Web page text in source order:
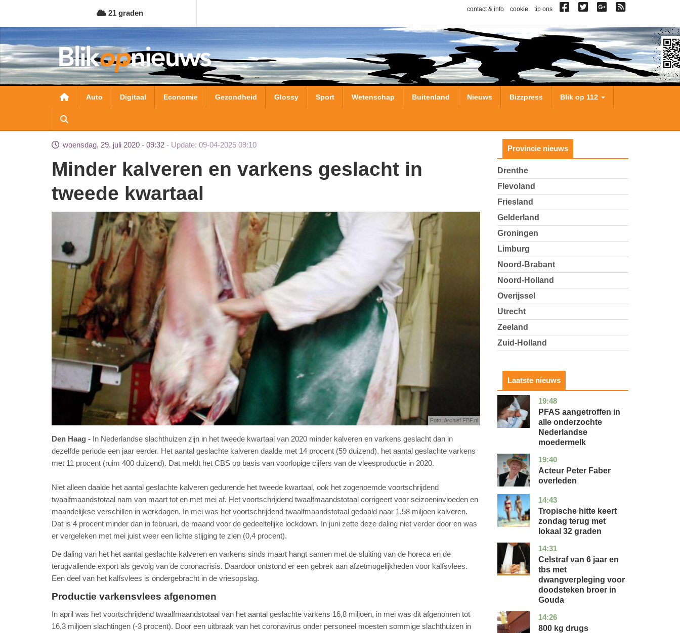
naar
de
inhoud
gaan
21 graden contact & info cookie tip ons
Hoofdnavigatie
Auto Digitaal Economie Gezondheid Glossy Sport Wetenschap Buitenland Nieuws Bizzpress Blik op 112
woensdag, 29. juli 2020 - 09:32 Update: 09-04-2025 09:10
Minder kalveren en varkens geslacht in
tweede kwartaal
Foto: Archief FBF.nl
Den Haag
In Nederlandse slachthuizen zijn in het tweede kwartaal van 2020 minder kalveren en varkens geslacht dan in
dezelfde periode een jaar eerder. Het aantal geslachte kalveren daalde met 14 procent (59 duizend), het aantal geslachte varkens
met 11 procent (ruim 400 duizend). Dat meldt het CBS op basis van voorlopige cijfers van de vleesproductie in 2020.
Niet alleen daalde het aantal geslachte kalveren gedurende het tweede kwartaal, ook het zogenoemde voortschrijdend
twaalfmaandstotaal nam van maart tot en met mei af. Het voortschrijdend twaalfmaandstotaal corrigeert voor seizoeninvloeden en
maandelijkse verschillen in werkdagen. In mei was het voortschrijdend twaalfmaandstotaal gedaald naar 1,58 miljoen kalveren.
Dat is 4 procent minder dan in februari, de maand voor de gedeeltelijke lockdown. In juni zette deze daling niet verder door en was
er vergeleken met mei juist weer een lichte stijging te zien (0,4 procent).
De daling van het het aantal geslachte kalveren en varkens sinds maart hangt samen met de sluiting van de horeca en de
terugvallende export als gevolg van de coronacrisis. Daardoor ontstond er een gebrek aan afzetmogelijkheden voor kalfsvlees.
Een deel van het kalfsvlees is ondergebracht in de vriesopslag.
Productie varkensvlees afgenomen
In april was het voortschrijdend twaalfmaandstotaal van het aantal geslachte varkens 16,8 miljoen, in mei was dit afgenomen tot
16,3 miljoen slachtingen (-3 procent). Door een uitbraak van het coronavirus onder personeel moesten sommige slachthuizen in
Provincie nieuws
Drenthe
Flevoland
Friesland
Gelderland
Groningen
Limburg
Noord-Brabant
Noord-Holland
Overijssel
Utrecht
Zeeland
Zuid-Holland
Laatste nieuws
19:48
utrecht
gezondheid
PFAS aangetroffen in
alle onderzochte
Nederlandse
moedermelk
19:40
noord-
holland
glossy
Acteur Peter Faber
overleden
14:43
utrecht
nieuws
Tropische hitte keert
zondag terug met
lokaal 32 graden
14:31
zuid-
holland
nieuws
Celstraf van 6 jaar en
tbs met
dwangverpleging voor
doodsteken broer in
Gouda
14:26
noord-
holland
nieuws
800 kg drugs